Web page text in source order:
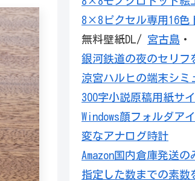
8×8ピクセル専用16色
無料壁紙DL/ 宮古島 ・
銀河鉄道の夜のセリフ
涼宮ハルヒの端末シミ
300字小説原稿用紙サ
Windows顔フォルダア
変なアナログ時計
Amazon国内倉庫発送の
指定した数までの素数